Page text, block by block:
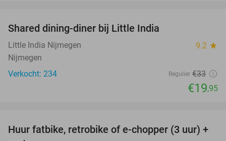
Shared dining-diner bij Little India
Little India Nijmegen 9.2 star
Nijmegen
Verkocht: 234
Regulier €33
€19,95
35%
Huur fatbike, retrobike of e-chopper (3 uur) +